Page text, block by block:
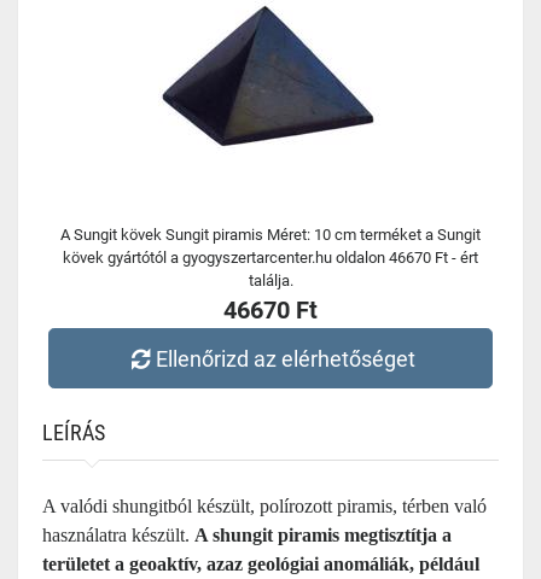
A Sungit kövek Sungit piramis Méret: 10 cm terméket a Sungit
kövek gyártótól a gyogyszertarcenter.hu oldalon 46670 Ft - ért
találja.
46670 Ft
Ellenőrizd az elérhetőséget
LEÍRÁS
A valódi shungitból készült, polírozott piramis, térben való
használatra készült. A shungit piramis megtisztítja a
területet a geoaktív, azaz geológiai anomáliák, például